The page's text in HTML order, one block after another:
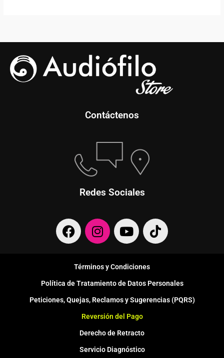
Contáctenos
Redes Sociales
F
a
e
o
o
I
n
t
a
g
r
a
Y
o
t
u
b
e
T
i
k
Términos y Condiciones
Política de Tratamiento de Datos Personales
Peticiones, Quejas, Reclamos y Sugerencias (PQRS)
Reversión del Pago
Derecho de Retracto
Servicio Diagnóstico